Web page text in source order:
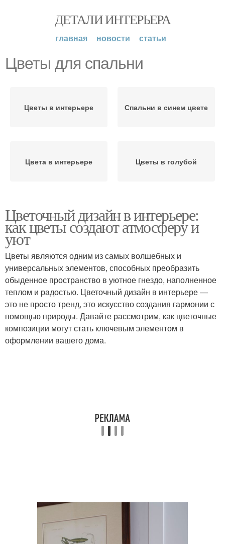
ДЕТАЛИ ИНТЕРЬЕРА
главная новости статьи
Цветы для спальни
Цветы в интерьере Спальни в синем цвете
Цвета в интерьере Цветы в голубой
Цветочный дизайн в интерьере:
как цветы создают атмосферу и
уют
Цветы являются одним из самых волшебных и
универсальных элементов, способных преобразить
обыденное пространство в уютное гнездо, наполненное
теплом и радостью. Цветочный дизайн в интерьере —
это не просто тренд, это искусство создания гармонии с
помощью природы. Давайте рассмотрим, как цветочные
композиции могут стать ключевым элементом в
оформлении вашего дома.